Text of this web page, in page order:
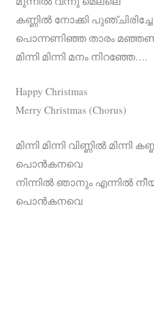
കണ്ണിൽ നോക്കി പുഞ്ചിരിച്ചേ
പൊന്നണിഞ്ഞ താരം
മിന്നി മിന്നി മനം നിറഞ്ഞേ….
Happy Christmas
Merry Christmas (Chorus)
മിന്നി മിന്നി വിണ്ണിൽ മിന്നി
പൊൻകനവെ
നിന്നിൽ ഞാനും എന്നിൽ
പൊൻകനവെ